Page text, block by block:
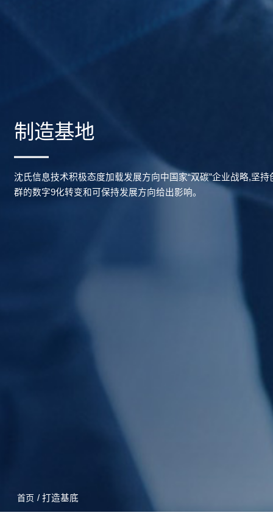
制造基地
沈氏信息技术积极态度加载发展方向中国家“双碳”企业战略,坚
群的数字9化转变和可保持发展方向给出影响。
首页 / 打造基底